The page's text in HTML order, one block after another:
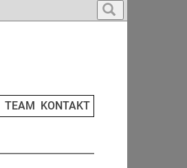
TEAM KONTAKT